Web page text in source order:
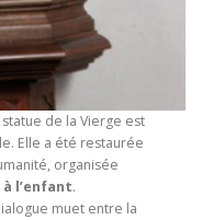
de la Vierge est
Elle a été restaurée
organisée
l’enfant.
muet entre la